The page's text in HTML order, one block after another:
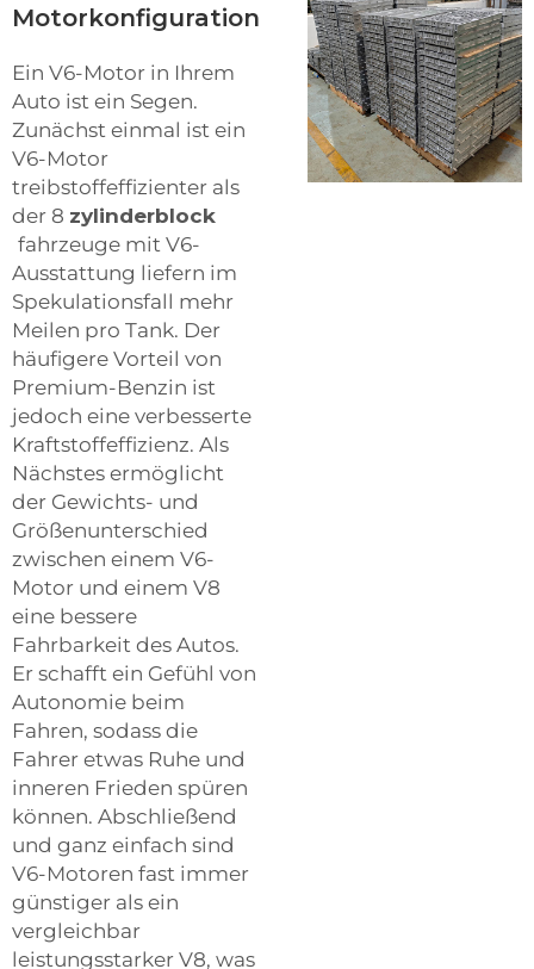
Motorkonfiguration
Ein V6-Motor in Ihrem
Auto ist ein Segen.
Zunächst einmal ist ein
V6-Motor
treibstoffeffizienter als
der 8 zylinderblock
fahrzeuge mit V6-
Ausstattung liefern im
Spekulationsfall mehr
Meilen pro Tank. Der
häufigere Vorteil von
Premium-Benzin ist
jedoch eine verbesserte
Kraftstoffeffizienz. Als
Nächstes ermöglicht
der Gewichts- und
Größenunterschied
zwischen einem V6-
Motor und einem V8
eine bessere
Fahrbarkeit des Autos.
Er schafft ein Gefühl von
Autonomie beim
Fahren, sodass die
Fahrer etwas Ruhe und
inneren Frieden spüren
können. Abschließend
und ganz einfach sind
V6-Motoren fast immer
günstiger als ein
vergleichbar
leistungsstarker V8, was